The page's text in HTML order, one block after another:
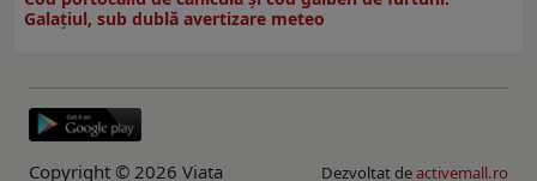
Galațiul, sub dublă avertizare meteo
Copyright © 2026 Viaţa
Dezvoltat deactivemall.ro